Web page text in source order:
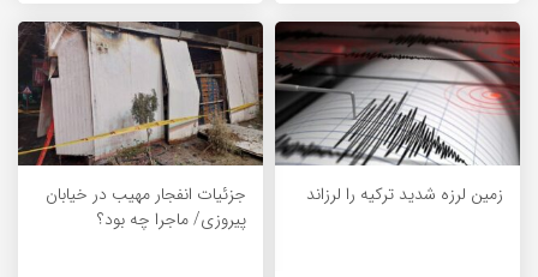
زمین لرزه شدید ترکیه را لرزاند
جزئیات انفجار مهیب در خیابان
پیروزی/ ماجرا چه بود؟